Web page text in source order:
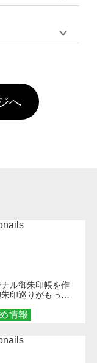
れ、次回ご注文時
の有効期限は一
去10カ月のご注
(最大5%)が適用
なければ、ラン
ュラル、ホワイト
るための処理剤
価格で商品をお届
とが可能です。
て着用前に落と
いたします。※1
に関わらず、前
デザインのみ画
換、またはAdobe
円未満になる
ご注意くださ
へ
情報
ル御朱印帳を作
印巡りがもっと
ドする魅力と選